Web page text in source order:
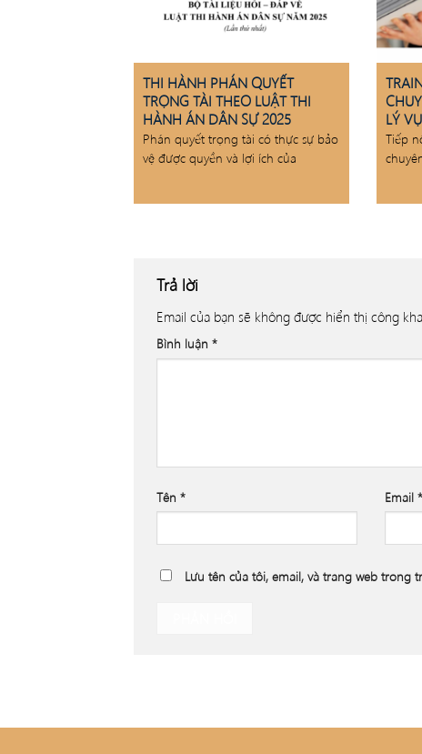
THI HÀNH PHÁN QUYẾT
TRỌNG TÀI THEO LUẬT THI
HÀNH ÁN DÂN SỰ 2025
Phán quyết trọng tài có thực sự bảo
vệ được quyền và lợi ích của
LÝ
Tiếp
Trả lời
Email của bạn sẽ không được hiển thị công
Bình luận *
Tên * Email *
Lưu tên của tôi, email, và trang web trong